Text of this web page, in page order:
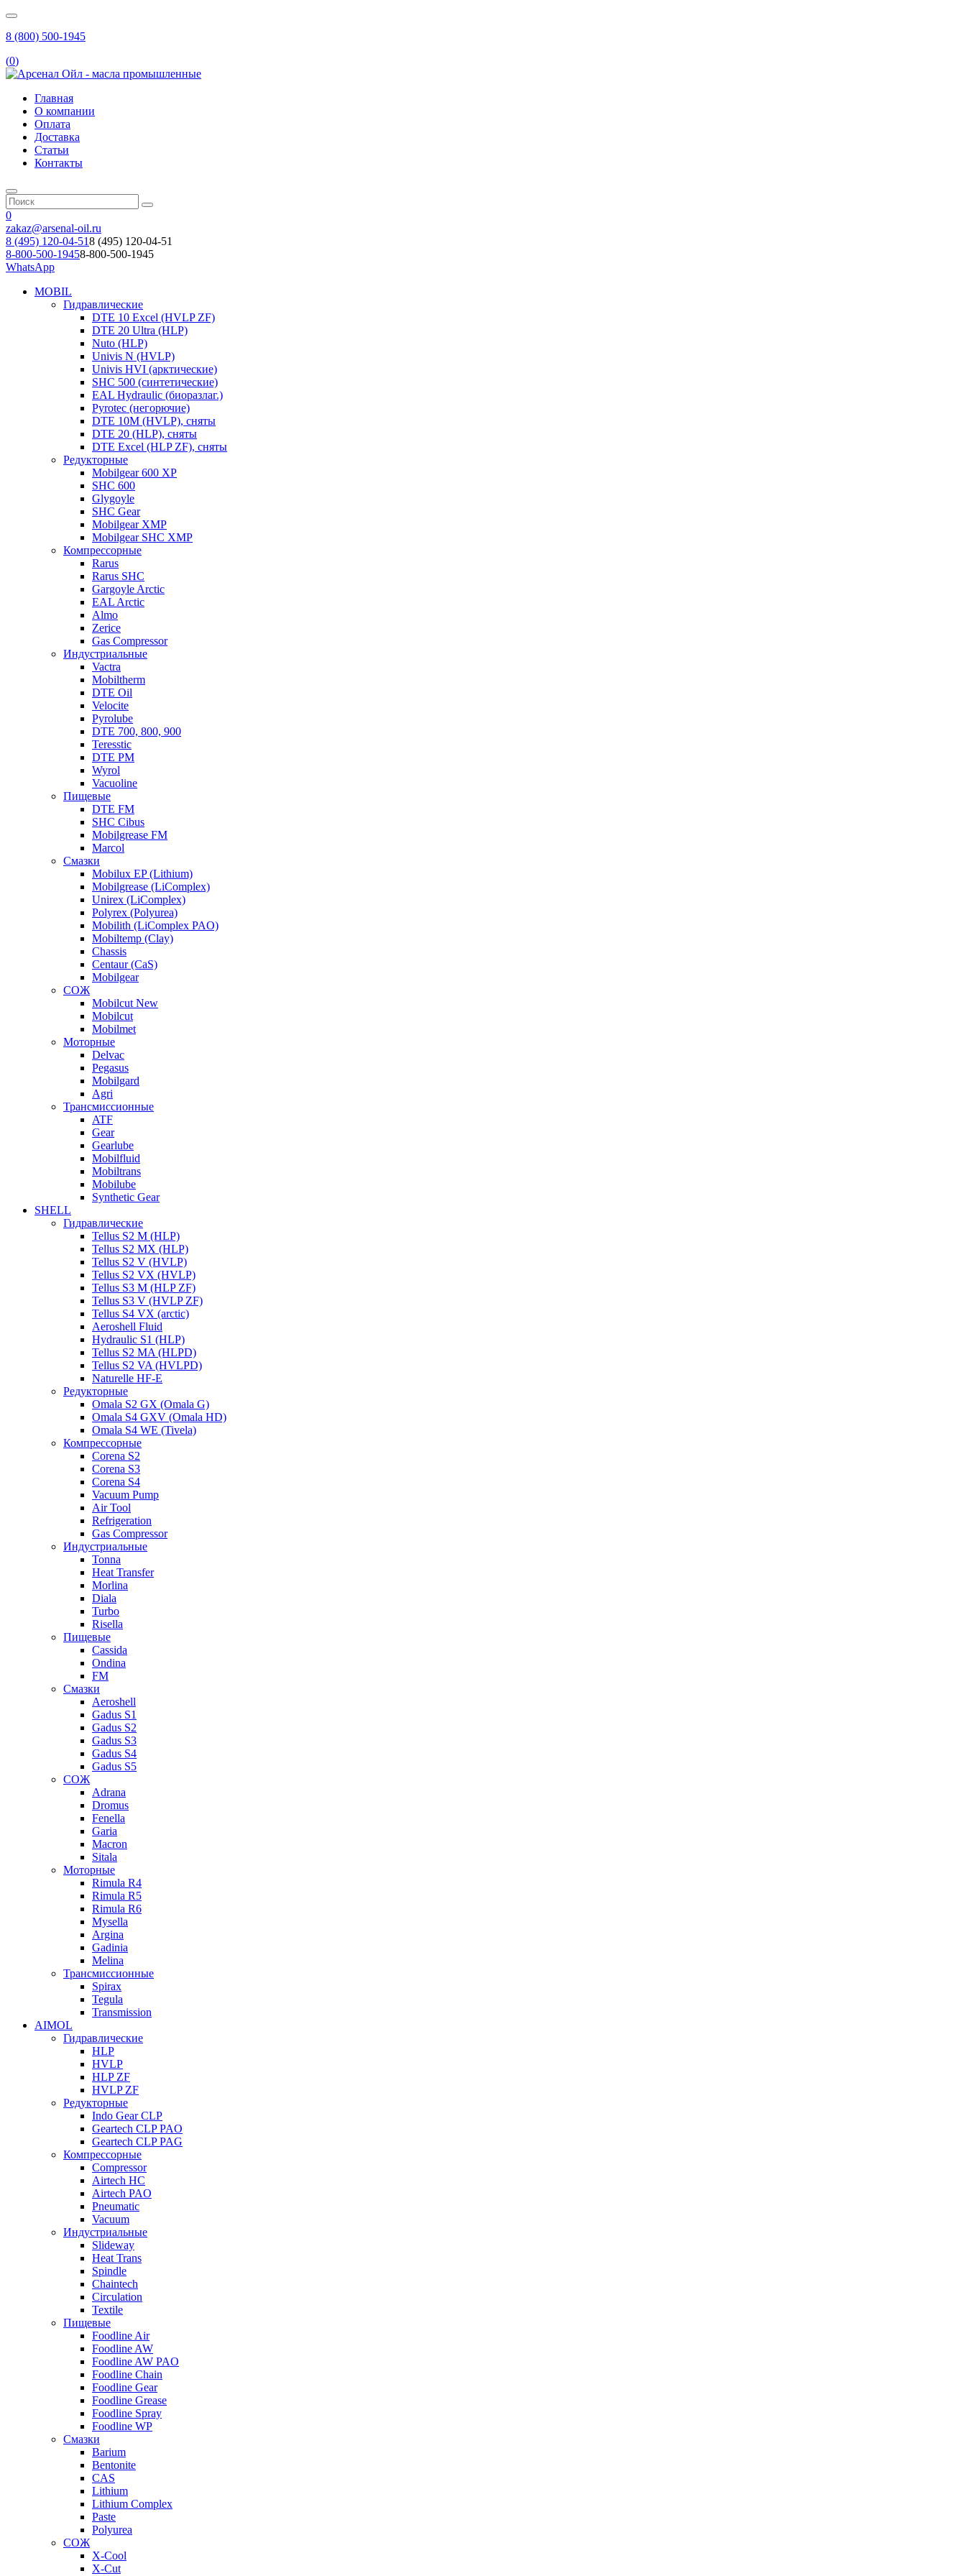
8 (800) 500-1945
(0)
Главная
О компании
Оплата
Доставка
Статьи
Контакты
0
zakaz@arsenal-oil.ru
8 (495) 120-04-518 (495) 120-04-51
8-800-500-19458-800-500-1945
WhatsApp
MOBIL
Гидравлические
DTE 10 Excel (HVLP ZF)
DTE 20 Ultra (HLP)
Nuto (HLP)
Univis N (HVLP)
Univis HVI (арктические)
SHC 500 (синтетические)
EAL Hydraulic (биоразлаг.)
Pyrotec (негорючие)
DTE 10M (HVLP), сняты
DTE 20 (HLP), сняты
DTE Excel (HLP ZF), сняты
Редукторные
Mobilgear 600 XP
SHC 600
Glygoyle
SHC Gear
Mobilgear XMP
Mobilgear SHC XMP
Компрессорные
Rarus
Rarus SHC
Gargoyle Arctic
EAL Arctic
Almo
Zerice
Gas Compressor
Индустриальные
Vactra
Mobiltherm
DTE Oil
Velocite
Pyrolube
DTE 700, 800, 900
Teresstic
DTE PM
Wyrol
Vacuoline
Пищевые
DTE FM
SHC Cibus
Mobilgrease FM
Marcol
Смазки
Mobilux EP (Lithium)
Mobilgrease (LiComplex)
Unirex (LiComplex)
Polyrex (Polyurea)
Mobilith (LiComplex PAO)
Mobiltemp (Clay)
Chassis
Centaur (CaS)
Mobilgear
СОЖ
Mobilcut New
Mobilcut
Mobilmet
Моторные
Delvac
Pegasus
Mobilgard
Agri
Трансмиссионные
ATF
Gear
Gearlube
Mobilfluid
Mobiltrans
Mobilube
Synthetic Gear
SHELL
Гидравлические
Tellus S2 M (HLP)
Tellus S2 MХ (HLP)
Tellus S2 V (HVLP)
Tellus S2 VX (HVLP)
Tellus S3 M (HLP ZF)
Tellus S3 V (HVLP ZF)
Tellus S4 VX (arctic)
Aeroshell Fluid
Hydraulic S1 (HLP)
Tellus S2 MA (HLPD)
Tellus S2 VA (HVLPD)
Naturelle HF-E
Редукторные
Omala S2 GX (Omala G)
Omala S4 GXV (Omala HD)
Omala S4 WE (Tivela)
Компрессорные
Corena S2
Corena S3
Corena S4
Vacuum Pump
Air Tool
Refrigeration
Gas Compressor
Индустриальные
Tonna
Heat Transfer
Morlina
Diala
Turbo
Risella
Пищевые
Cassida
Ondina
FM
Смазки
Aeroshell
Gadus S1
Gadus S2
Gadus S3
Gadus S4
Gadus S5
СОЖ
Adrana
Dromus
Fenella
Garia
Macron
Sitala
Моторные
Rimula R4
Rimula R5
Rimula R6
Mysella
Argina
Gadinia
Melina
Трансмиссионные
Spirax
Tegula
Transmission
AIMOL
Гидравлические
HLP
HVLP
HLP ZF
HVLP ZF
Редукторные
Indo Gear CLP
Geartech CLP PAO
Geartech CLP PAG
Компрессорные
Compressor
Airtech HC
Airtech PAO
Pneumatic
Vacuum
Индустриальные
Slideway
Heat Trans
Spindle
Chaintech
Circulation
Textile
Пищевые
Foodline Air
Foodline AW
Foodline AW PAO
Foodline Chain
Foodline Gear
Foodline Grease
Foodline Spray
Foodline WP
Смазки
Barium
Bentonite
CAS
Lithium
Lithium Complex
Paste
Polyurea
СОЖ
X-Cool
X-Cut